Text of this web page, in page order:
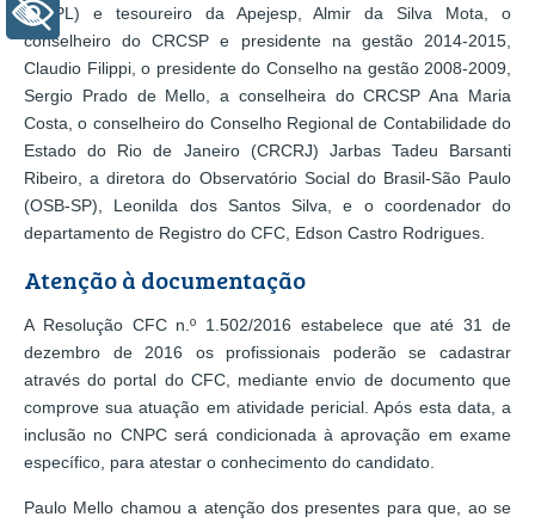
(CNPL) e tesoureiro da Apejesp, Almir da Silva Mota, o
conselheiro do CRCSP e presidente na gestão 2014-2015,
Claudio Filippi, o presidente do Conselho na gestão 2008-2009,
Sergio Prado de Mello, a conselheira do CRCSP Ana Maria
Costa, o conselheiro do Conselho Regional de Contabilidade do
Estado do Rio de Janeiro (CRCRJ) Jarbas Tadeu Barsanti
Ribeiro, a diretora do Observatório Social do Brasil-São Paulo
(OSB-SP), Leonilda dos Santos Silva, e o coordenador do
departamento de Registro do CFC, Edson Castro Rodrigues.
Atenção à documentação
A Resolução CFC n.º 1.502/2016 estabelece que até 31 de
dezembro de 2016 os profissionais poderão se cadastrar
através do portal do CFC, mediante envio de documento que
comprove sua atuação em atividade pericial. Após esta data, a
inclusão no CNPC será condicionada à aprovação em exame
específico, para atestar o conhecimento do candidato.
Paulo Mello chamou a atenção dos presentes para que, ao se
+ Acessibilidade